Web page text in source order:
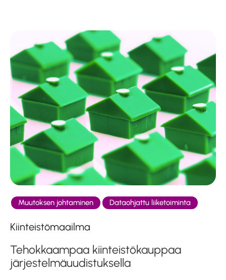
Muutoksen johtaminen Dataohjattu liiketoiminta
Kiinteistömaailma
Tehokkaampaa kiinteistökauppaa
järjestelmäuudistuksella